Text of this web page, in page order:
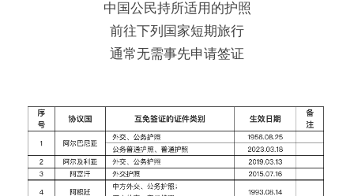
中国公民持所适用的护照
前往下列国家短期旅行
通常无需事先申请签证